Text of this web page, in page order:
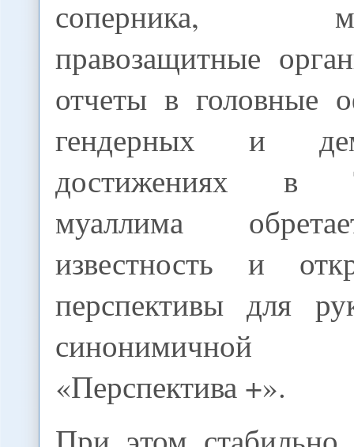
соперника,
правозащитные
отчеты в головные
гендерных и
достижениях в
муаллима
известность и
перспективы для
синонимичной
«Перспектива +».